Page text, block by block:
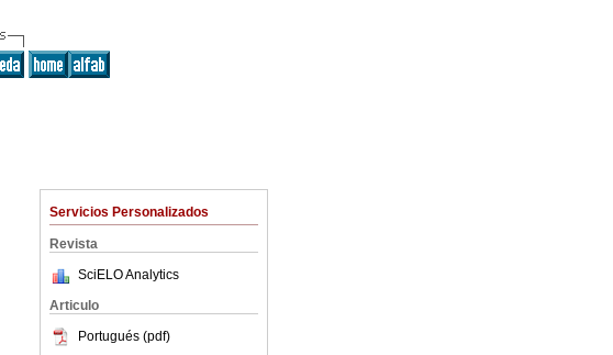
Servicios Personalizados
Revista
SciELO Analytics
Articulo
Portugués (pdf)